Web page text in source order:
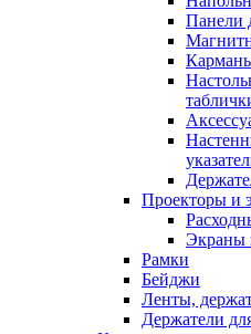
Панели
Проекторы и
Экраны
Рамки
Бейджи
Ленты,
Держатели